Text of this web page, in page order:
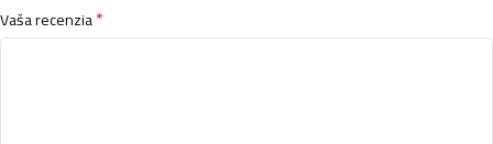
Vaša recenzia*